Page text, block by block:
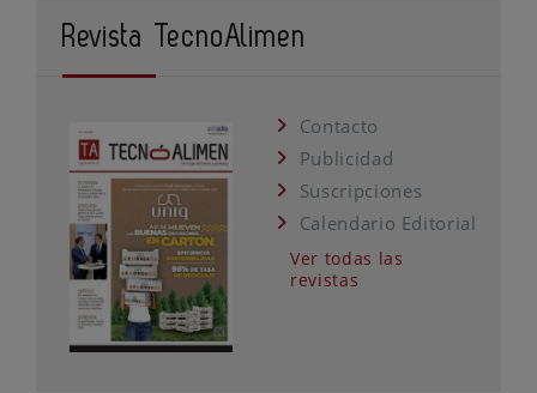
Revista TecnoAlimen
Contacto
Publicidad
Suscripciones
Calendario Editorial
Ver todas las
revistas